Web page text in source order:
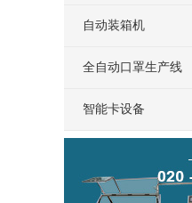
自动装箱机
全自动口罩生产线
智能卡设备